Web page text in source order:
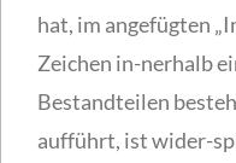
hat, im angefügten
Zeichen in-nerhalb
Bestandteilen
aufführt, ist wider-